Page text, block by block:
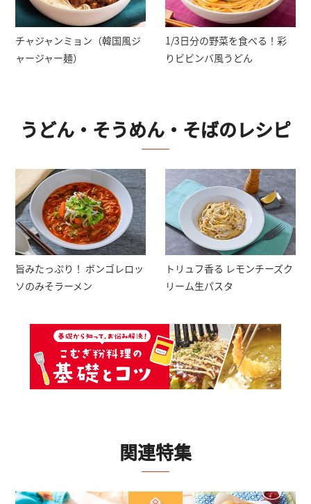
チャジャンミョン（韓国風ジ
ャージャー麺）
1/3日分の野菜を食べる！彩
りビビンバ風うどん
うどん・そうめん・そばのレシピ
旨みたっぷり！ ボンゴレロッ
ソのみそラーメン
トリュフ香る レモンチーズク
リーム生パスタ
関連特集